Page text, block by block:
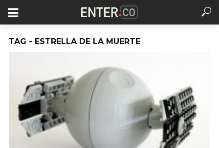
TAG - ESTRELLA DE LA MUERTE